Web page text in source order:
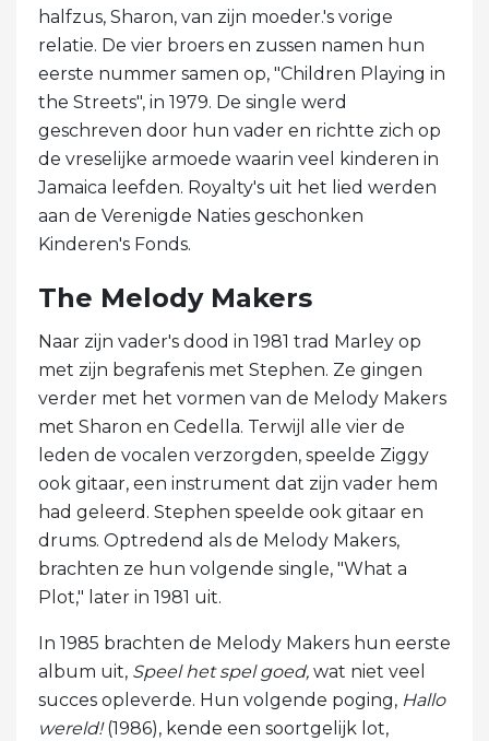
halfzus, Sharon, van zijn moeder.'s vorige
relatie. De vier broers en zussen namen hun
eerste nummer samen op, "Children Playing in
the Streets", in 1979. De single werd
geschreven door hun vader en richtte zich op
de vreselijke armoede waarin veel kinderen in
Jamaica leefden. Royalty's uit het lied werden
aan de Verenigde Naties geschonken
Kinderen's Fonds.
The Melody Makers
Naar zijn vader's dood in 1981 trad Marley op
met zijn begrafenis met Stephen. Ze gingen
verder met het vormen van de Melody Makers
met Sharon en Cedella. Terwijl alle vier de
leden de vocalen verzorgden, speelde Ziggy
ook gitaar, een instrument dat zijn vader hem
had geleerd. Stephen speelde ook gitaar en
drums. Optredend als de Melody Makers,
brachten ze hun volgende single, "What a
Plot," later in 1981 uit.
In 1985 brachten de Melody Makers hun eerste
album uit, Speel het spel goed, wat niet veel
succes opleverde. Hun volgende poging, Hallo
wereld!(1986), kende een soortgelijk lot,